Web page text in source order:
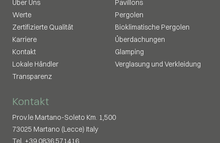
Über Uns
Werte
Zertifizierte Qualität
Karriere
Kontakt
Lokale Händler
Transparenz
Pavillons
Pergolen
Bioklimatische Pergolen
Überdachungen
Glamping
Verglasung und Verkleidung
Kontakt
Prov.le Martano-Soleto Km. 1,500
73025 Martano (Lecce) Italy
Tel. +39.0836.571416